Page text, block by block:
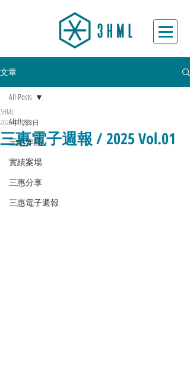
文章
All Posts
三惠作品
實績案場
三惠分享
三惠電子週報
All Posts
三惠電子週報 / 2025 Vol.01
3HML
2025年1月8日